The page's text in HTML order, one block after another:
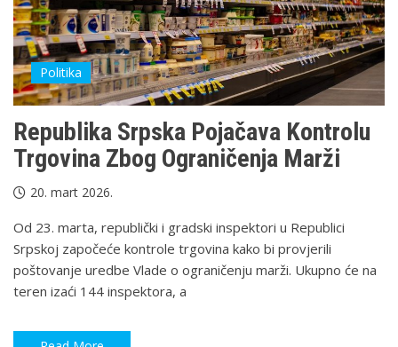
Politika
Republika Srpska Pojačava Kontrolu
Trgovina Zbog Ograničenja Marži
20. mart 2026.
Od 23. marta, republički i gradski inspektori u Republici
Srpskoj započeće kontrole trgovina kako bi provjerili
poštovanje uredbe Vlade o ograničenju marži. Ukupno će na
teren izaći 144 inspektora, a